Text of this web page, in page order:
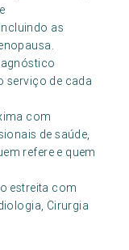
as
serviço de cada
com
de saúde,
refere e quem
estreita com
Cirurgia